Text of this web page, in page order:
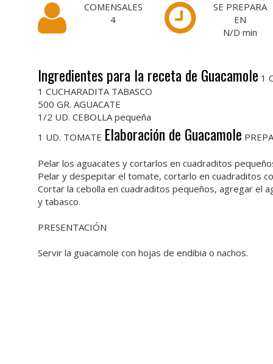
COMENSALES
4
SE PREPARA
EN
N/D min
Ingredientes para la receta de Guacamole 1
1 CUCHARADITA TABASCO
500 GR. AGUACATE
1/2 UD. CEBOLLA pequeña
1 UD. TOMATE Elaboración de Guacamole
Pelar los aguacates y cortarlos en cuadraditos
Pelar y despepitar el tomate, cortarlo en cuadraditos
Cortar la cebolla en cuadraditos pequeños, agregar el
y tabasco.
PRESENTACIÓN
Servir la guacamole con hojas de endibia o nachos.